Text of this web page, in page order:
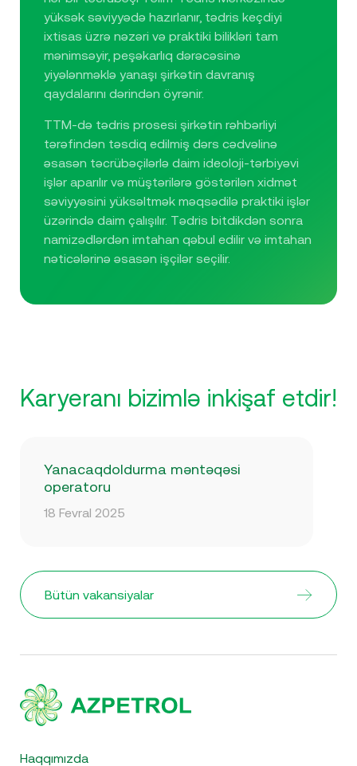
yüksək səviyyədə hazırlanır, tədris keçdiyi
ixtisas üzrə nəzəri və praktiki bilikləri tam
mənimsəyir, peşəkarlıq dərəcəsinə
yiyələnməklə yanaşı şirkətin davranış
qaydalarını dərindən öyrənir.
TTM-də tədris prosesi şirkətin rəhbərliyi
tərəfindən təsdiq edilmiş dərs cədvəlinə
əsasən təcrübəçilərlə daim ideoloji-tərbiyəvi
işlər aparılır və müştərilərə göstərilən xidmət
səviyyəsini yüksəltmək məqsədilə praktiki işlər
üzərində daim çalışılır. Tədris bitdikdən sonra
namizədlərdən imtahan qəbul edilir və imtahan
nəticələrinə əsasən işçilər seçilir.
Karyeranı bizimlə inkişaf etdir!
Yanacaqdoldurma məntəqəsi
operatoru
18 Fevral 2025
Bütün vakansiyalar
Haqqımızda